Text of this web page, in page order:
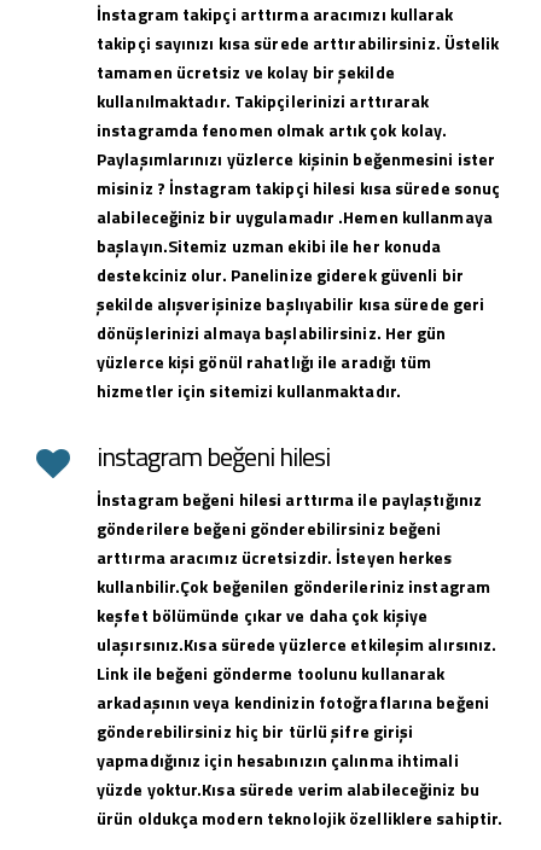
İnstagram takipçi arttırma aracımızı kullarak
takipçi sayınızı kısa sürede arttırabilirsiniz. Üstelik
tamamen ücretsiz ve kolay bir şekilde
kullanılmaktadır. Takipçilerinizi arttırarak
instagramda fenomen olmak artık çok kolay.
Paylaşımlarınızı yüzlerce kişinin beğenmesini ister
misiniz ? İnstagram takipçi hilesi kısa sürede sonuç
alabileceğiniz bir uygulamadır .Hemen kullanmaya
başlayın.Sitemiz uzman ekibi ile her konuda
destekciniz olur. Panelinize giderek güvenli bir
şekilde alışverişinize başlıyabilir kısa sürede geri
dönüşlerinizi almaya başlabilirsiniz. Her gün
yüzlerce kişi gönül rahatlığı ile aradığı tüm
hizmetler için sitemizi kullanmaktadır.
instagram beğeni hilesi
İnstagram beğeni hilesi arttırma ile paylaştığınız
gönderilere beğeni gönderebilirsiniz beğeni
arttırma aracımız ücretsizdir. İsteyen herkes
kullanbilir.Çok beğenilen gönderileriniz instagram
keşfet bölümünde çıkar ve daha çok kişiye
ulaşırsınız.Kısa sürede yüzlerce etkileşim alırsınız.
Link ile beğeni gönderme toolunu kullanarak
arkadaşının veya kendinizin fotoğraflarına beğeni
gönderebilirsiniz hiç bir türlü şifre girişi
yapmadığınız için hesabınızın çalınma ihtimali
yüzde yoktur.Kısa sürede verim alabileceğiniz bu
ürün oldukça modern teknolojik özelliklere sahiptir.